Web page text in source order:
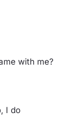
with me?
I do